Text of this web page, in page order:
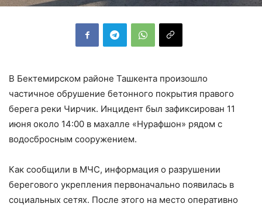
В Бектемирском районе Ташкента произошло
частичное обрушение бетонного покрытия правого
берега реки Чирчик. Инцидент был зафиксирован 11
июня около 14:00 в махалле «Нурафшон» рядом с
водосбросным сооружением.
Как сообщили в МЧС, информация о разрушении
берегового укрепления первоначально появилась в
социальных сетях. После этого на место оперативно